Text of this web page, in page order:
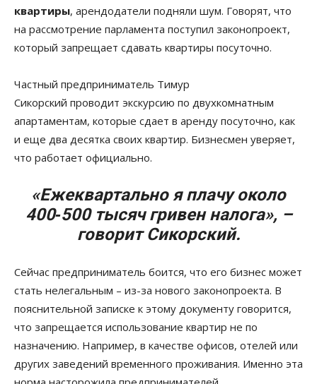
квартиры, арендодатели подняли шум. Говорят, что
на рассмотрение парламента поступил законопроект,
который запрещает сдавать квартиры посуточно.
Частный предприниматель Тимур
Сикорский проводит экскурсию по двухкомнатным
апартаментам, которые сдает в аренду посуточно, как
и еще два десятка своих квартир. Бизнесмен уверяет,
что работает официально.
«Ежеквартально я плачу около
400‑500 тысяч гривен налога», –
говорит Сикорский.
Сейчас предприниматель боится, что его бизнес может
стать нелегальным – из-за нового законопроекта. В
пояснительной записке к этому документу говорится,
что запрещается использование квартир не по
назначению. Например, в качестве офисов, отелей или
других заведений временного проживания. Именно эта